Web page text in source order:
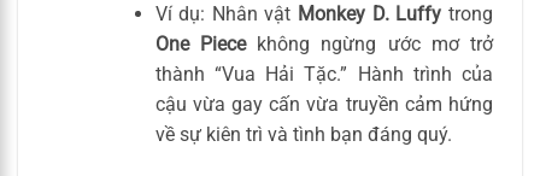
Ví dụ: Nhân vật Monkey D. Luffy trong
One Piecekhông ngừng ước mơ trở
thành “Vua Hải Tặc.” Hành trình của
cậu vừa gay cấn vừa truyền cảm hứng
về sự kiên trì và tình bạn đáng quý.